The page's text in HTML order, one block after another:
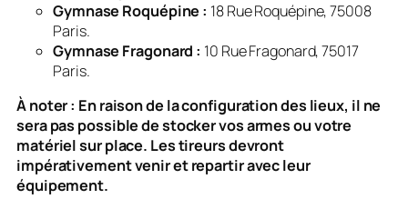
Gymnase Roquépine : 18 Rue Roquépine, 75008
Paris.
Gymnase Fragonard : 10 Rue Fragonard, 75017
Paris.
À noter : En raison de la configuration des lieux, il ne
sera pas possible de stocker vos armes ou votre
matériel sur place. Les tireurs devront
impérativement venir et repartir avec leur
équipement.